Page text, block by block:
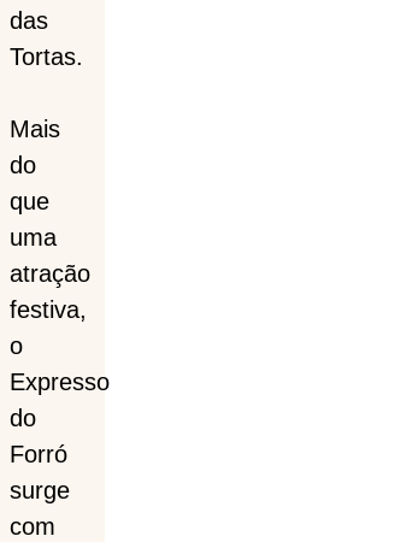
das
Tortas.
Mais
do
que
uma
atração
festiva,
o
Expresso
do
Forró
surge
com